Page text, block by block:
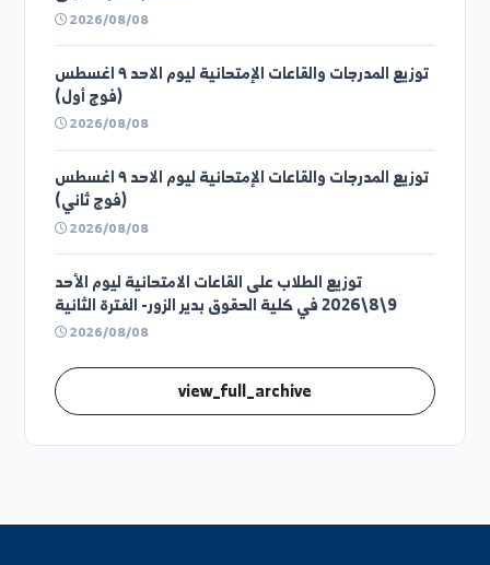
previous_announcements
توزيع الطلاب على القاعات الامتحانية يوم الأحد 09-08-
2026م الفترة الثانية
2026/08/08
2026م الفترة الأولى